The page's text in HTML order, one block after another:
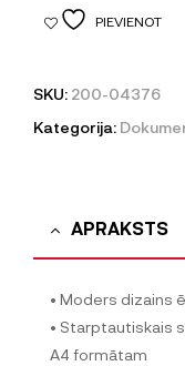
PIEVIENOT
SKU: 200-04376
Kategorija:
APRAKSTS
• Moders dizains
• Starptautiskais
A4 formātam